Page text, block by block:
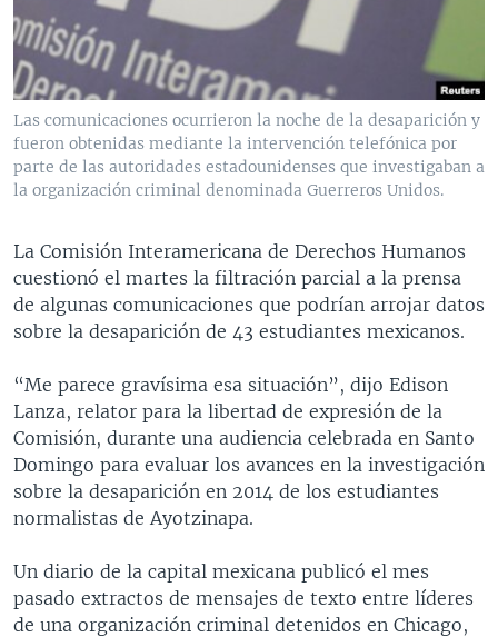
VENEZUELA
BRASIL
NICARAGUA
ECONOMÍA
ENTRETENIMIENTO Y CULTURA
TECNOLOGÍA
DEPORTES
CIENCIA Y SALUD
MULTIMEDIA
VIDEOS
FOTOGRAFÍA
AUDIOS
PROGRAMAS TV
EL MUNDO AL DÍA
FORO INTERAMERICANO
VISIÓN 360
PANORAMA
RADIO
AVANCE INFORMATIVO
AUDIONOTICIAS
ESTADOS UNIDOS AL DÍA
EL MUNDO AL DÍA [RADIO]
FORO [RADIO]
DEPORTIVO INTERNACIONAL
NOTA ECONÓMICA
ENTRETENIMIENTO
DIRECT
DOCUMENTALES DE LA VOA
SÍGANOS
Idiomas
Las comunicaciones ocurrieron la noche de la desaparición y
fueron obtenidas mediante la intervención telefónica por
parte de las autoridades estadounidenses que investigaban a
la organización criminal denominada Guerreros Unidos.
La Comisión Interamericana de Derechos Humanos
cuestionó el martes la filtración parcial a la prensa
de algunas comunicaciones que podrían arrojar datos
sobre la desaparición de 43 estudiantes mexicanos.
“Me parece gravísima esa situación”, dijo Edison
Lanza, relator para la libertad de expresión de la
Comisión, durante una audiencia celebrada en Santo
Domingo para evaluar los avances en la investigación
sobre la desaparición en 2014 de los estudiantes
normalistas de Ayotzinapa.
Un diario de la capital mexicana publicó el mes
pasado extractos de mensajes de texto entre líderes
de una organización criminal detenidos en Chicago,